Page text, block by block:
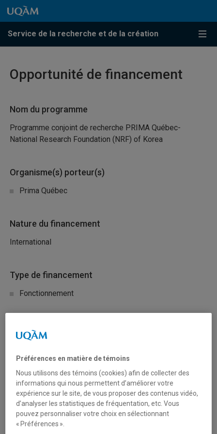
Passer au contenu
Accéder au menu principal
Accéder à la recherche
Passer au contenu
Accéder au menu principal
Service de la recherche et de la création
Menu
Opportunité de financement
Nom du programme
Programme conjoint de recherche PRIMA Québec-
National Research Foundation (NRF) of Korea
Organisme(s) porteur(s)
Prima Québec
Nature du financement
International
Type de financement
Fonctionnement
Sciences liées à la santé
Sciences naturelles et mathématiques
Préférences en matière de témoins
Nous utilisons des témoins (cookies) afin de collecter des
informations qui nous permettent d’améliorer votre
expérience sur le site, de vous proposer des contenus vidéo,
d’analyser les statistiques de fréquentation, etc. Vous
pouvez personnaliser votre choix en sélectionnant
« Préférences ».